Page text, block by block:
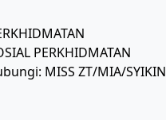
PERKHIDMATAN
MISS ZT/MIA/SYIKIN